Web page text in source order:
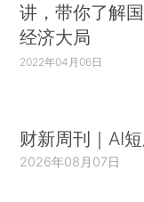
讲，带你了解
经济大局
2022年04月06日
财新周刊｜AI
2026年08月07日